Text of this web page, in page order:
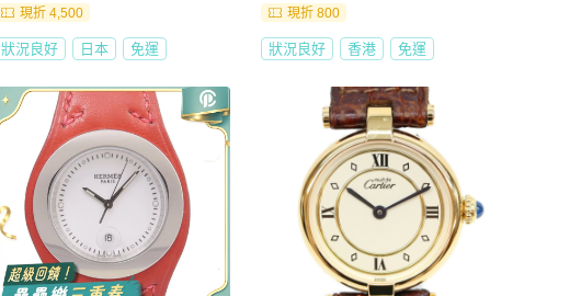
現折 4,500
狀況良好 日本 免運
現折 800
狀況良好 香港 免運